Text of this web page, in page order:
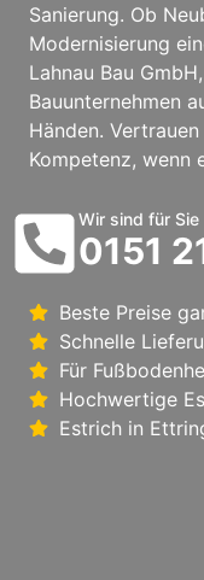
Sanierung. Ob
Modernisierung
Lahnau Bau
Bauunternehmen
Händen.
Kompetenz, wenn
Wir sind für
0151
Beste Preise
Schnelle
Für
Hochwertige
Estrich in